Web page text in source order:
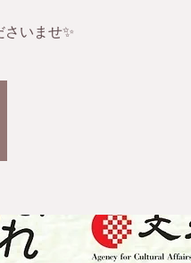
いませ✨